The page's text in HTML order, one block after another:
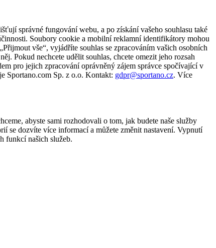
správné fungování webu, a po získání vašeho souhlasu také
Soubory cookie a mobilní reklamní identifikátory mohou
vše“, vyjádříte souhlas se zpracováním vašich osobních
Pokud nechcete udělit souhlas, chcete omezit jeho rozsah
pro jejich zpracování oprávněný zájem správce spočívající v
Sportano.com Sp. z o.o. Kontakt: gdpr@sportano.cz. Více
abyste sami rozhodovali o tom, jak budete naše služby
se dozvíte více informací a můžete změnit nastavení. Vypnutí
funkcí našich služeb.